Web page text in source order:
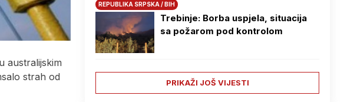
australijskim
strah od
REPUBLIKA SRPSKA / BIH
Trebinje: Borba uspjela, situacija
sa požarom pod kontrolom
PRIKAŽI JOŠ VIJESTI